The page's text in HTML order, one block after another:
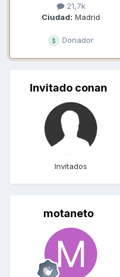
21,7k
Ciudad: Madrid
Donador
Invitado conan
Invitados
motaneto